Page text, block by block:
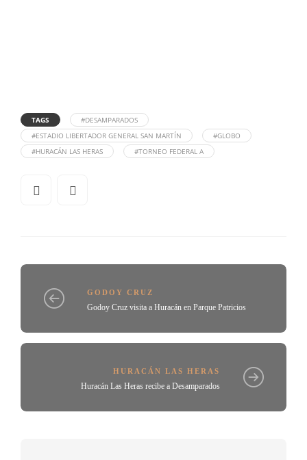
TAGS
#DESAMPARADOS
#ESTADIO LIBERTADOR GENERAL SAN MARTÍN
#GLOBO
#HURACÁN LAS HERAS
#TORNEO FEDERAL A
GODOY CRUZ
Godoy Cruz visita a Huracán en Parque Patricios
HURACÁN LAS HERAS
Huracán Las Heras recibe a Desamparados